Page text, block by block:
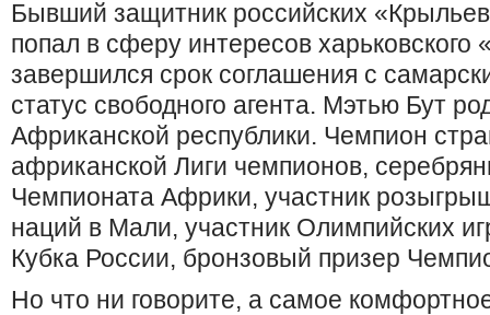
Бывший защитник российских
попал в сферу интересов харьковского
завершился срок соглашения с
статус свободного агента. Мэтью Бут
Африканской республики. Чемпион
африканской Лиги чемпионов,
Чемпионата Африки, участник
наций в Мали, участник Олимпийских
Кубка России, бронзовый призер
Но что ни говорите, а самое